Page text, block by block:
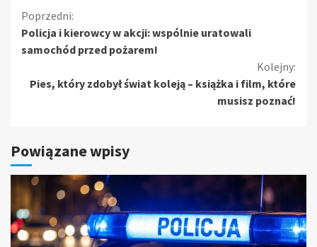
Kontynuuj
czytanie
Poprzedni:
Policja i kierowcy w akcji: wspólnie uratowali
samochód przed pożarem!
Kolejny:
Pies, który zdobył świat koleją – książka i film, które
musisz poznać!
Powiązane wpisy